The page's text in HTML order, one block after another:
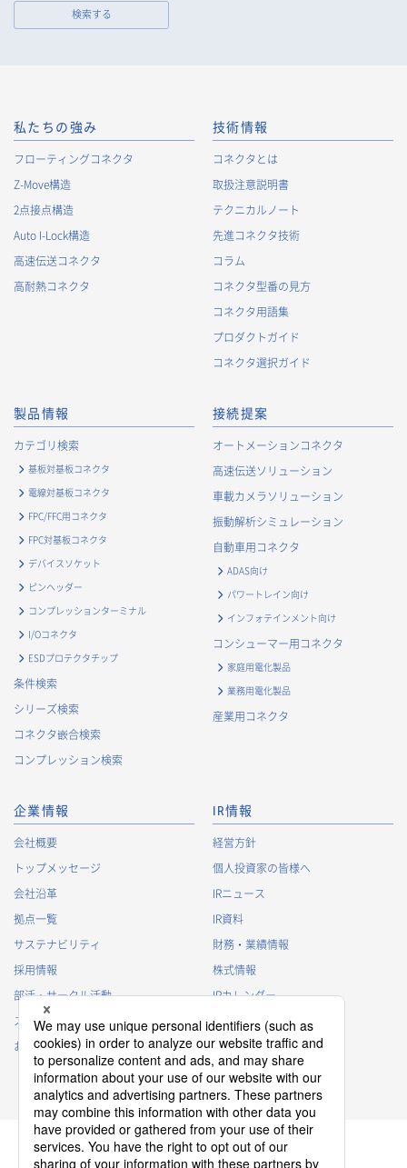
なお、当社は、Cookieおよびその他のトラッキング技術（例え
ばWebビーコン）を使用して、IPアドレス等の識別子を含む、
られる場合のCookie情報は、後掲及びCookieポリシーに従って
取り扱います。https://www.irisoele.com/jp/cookie/
2. 個人情報の利用目的
当社が取得する個人情報の利用目的は、次の通りです。当社
は、次の利用目的を、関連性を有すると合理的に認められる範
囲で変更することがあり、変更した場合には、変更された利用
お客様に対する当社製品のご案内のため
お客様に対するキャンペーン、イベント開催案内等の情報
等、お客様へのサービス向上のため
・
お客様の情報管理のため
・
お客様との取引の進捗状況を管理するため
・
お客様に対してアンケートを実施するため
・
お客様からのお問合せに対して対応するため
・
マーケティング調査及び分析のため
お取引先および業務上関係する他社・団体・官公庁の方に関す
る個人情報
・
お問い合わせ対応、商談、打合せ等業務上必要な対応およ
・
契約の履行または事業上必要な取引先情報の管理のため
・
当社事業および取引に関するアンケート調査等への協力依
・
官公庁・各種業界団体等への報告・届出のため
採用応募者に関する個人情報
・
採用選考のため
・
当社における採用業務管理のため
・
その他、法令の定め、または法的権限のある当局の法令に
基づく命令・指導等に従った対応
退職者から取得した個人情報
・
退職後の連絡
・
その他、法令の定め、または法的権限のある当局の法令に
基づく命令・指導等に従った対応
3. 個人情報の第三者提供について
当社は、以下の場合を除き、個人情報を第三者に提供すること
はございません。
(1)
事前にご本人の同意を得ている場合
検索する
私たちの強み
フローティングコネクタ
Z-Move構造
2点接点構造
Auto I-Lock構造
高速伝送コネクタ
高耐熱コネクタ
技術情報
コネクタとは
取扱注意説明書
テクニカルノート
先進コネクタ技術
コラム
コネクタ型番の見方
コネクタ用語集
プロダクトガイド
コネクタ選択ガイド
製品情報
カテゴリ検索
基板対基板コネクタ
電線対基板コネクタ
FPC/FFC用コネクタ
FPC対基板コネクタ
デバイスソケット
ピンヘッダー
コンプレッションターミナル
I/Oコネクタ
ESDプロテクタチップ
条件検索
シリーズ検索
コネクタ嵌合検索
コンプレッション検索
接続提案
オートメーションコネクタ
高速伝送ソリューション
車載カメラソリューション
振動解析シミュレーション
自動車用コネクタ
ADAS向け
パワートレイン向け
インフォテインメント向け
コンシューマー用コネクタ
家庭用電化製品
業務用電化製品
産業用コネクタ
企業情報
会社概要
トップメッセージ
会社沿革
拠点一覧
サステナビリティ
採用情報
部活・サークル活動
スポンサー活動
お問い合わせ
IR情報
経営方針
個人投資家の皆様へ
IRニュース
IR資料
財務・業績情報
株式情報
IRカレンダー
IRに関するよくあるご質問
IRポリシー
免責事項